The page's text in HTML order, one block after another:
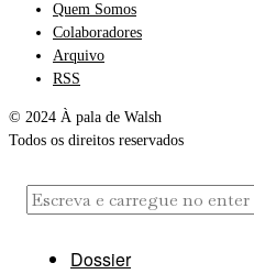
Quem Somos
Colaboradores
Arquivo
RSS
© 2024 À pala de Walsh
Todos os direitos reservados
Dossier